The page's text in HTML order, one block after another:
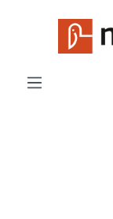
Zum Hauptinhalt
Bildergalerie